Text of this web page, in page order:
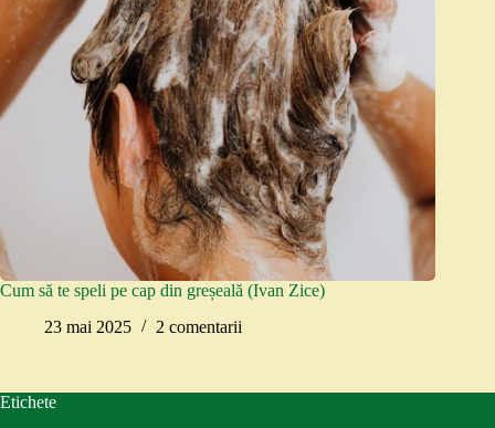
Cum să te speli pe cap din greșeală (Ivan Zice)
23 mai 2025
2 comentarii
Etichete